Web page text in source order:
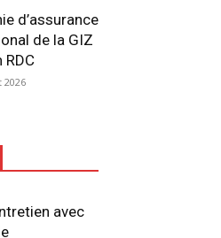
d’assurance
de la GIZ
2026
avec